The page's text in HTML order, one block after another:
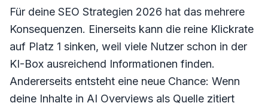
Für deine SEO Strategien 2026 hat das mehrere
Konsequenzen. Einerseits kann die reine Klickrate
auf Platz 1 sinken, weil viele Nutzer schon in der
KI-Box ausreichend Informationen finden.
Andererseits entsteht eine neue Chance: Wenn
deine Inhalte in AI Overviews als Quelle zitiert